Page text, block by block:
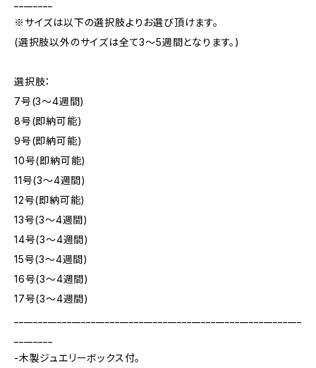
※サイズは以下の選択肢よりお選び頂けます。
(選択肢以外のサイズは全て3～5週間となります。)
選択肢：
7号(3～4週間)
8号(即納可能)
9号(即納可能)
10号(即納可能)
11号(3～4週間)
12号(即納可能)
13号(3～4週間)
14号(3～4週間)
15号(3～4週間)
16号(3～4週間)
17号(3～4週間)
-木製ジュエリーボックス付。